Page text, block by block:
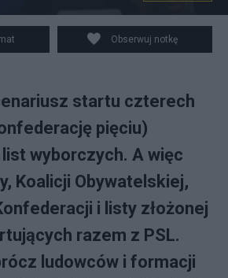
Kołodziejczak. Fot. PAP/Karol
Obserwuj notkę
startu czterech
pięciu)
wyborczych. A więc
Koalicji Obywatelskiej,
i listy złożonej
razem z PSL.
ludowców i formacji